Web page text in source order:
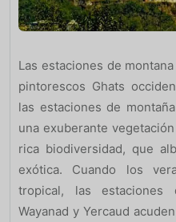
Las estaciones de
pintorescos Ghats
las estaciones de
una exuberante
rica biodiversidad, que
exótica. Cuando los
tropical, las estaciones
Wayanad y Yercaud